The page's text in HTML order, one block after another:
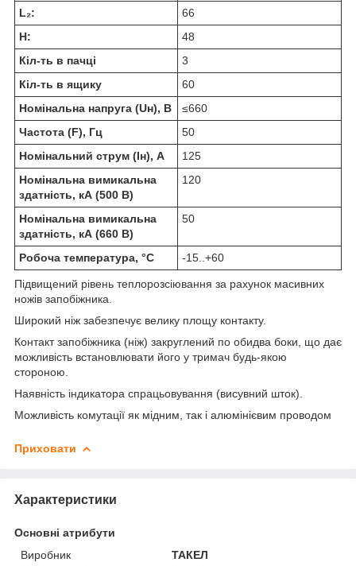
L₂:
66
H:
48
Кіл-ть в пачці
3
Кіл-ть в ящику
60
Номінальна напруга (Uн), В
≤660
Частота (F), Гц
50
Номінальний струм (Iн), А
125
Номінальна вимикальна
здатність, кА (500 В)
120
Номінальна вимикальна
здатність, кА (660 В)
50
Робоча температура, °C -15..+60
Підвищений рівень теплорозсіювання за рахунок масивних
ножів запобіжника.
Широкий ніж забезпечує велику площу контакту.
Контакт запобіжника (ніж) закруглений по обидва боки, що дає
можливість встановлювати його у тримач будь-якою
стороною.
Наявність індикатора спрацьовування (висувний шток).
Можливість комутації як мідним, так і алюмінієвим проводом
Приховати
Характеристики
Основні атрибути
Виробник
ТАКЕЛ